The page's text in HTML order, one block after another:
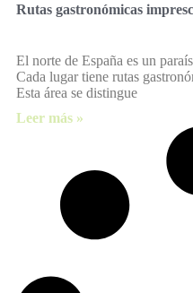
Rutas gastronómicas
El norte de España es un
Cada lugar tiene rutas
Esta área se distingue
Leer más »